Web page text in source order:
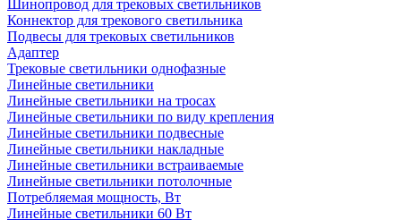
Шинопровод для трековых светильников
Коннектор для трекового светильника
Подвесы для трековых светильников
Адаптер
Трековые светильники однофазные
Линейные светильники
Линейные светильники на тросах
Линейные светильники по виду крепления
Линейные светильники подвесные
Линейные светильники накладные
Линейные светильники встраиваемые
Линейные светильники потолочные
Потребляемая мощность, Вт
Линейные светильники 60 Вт